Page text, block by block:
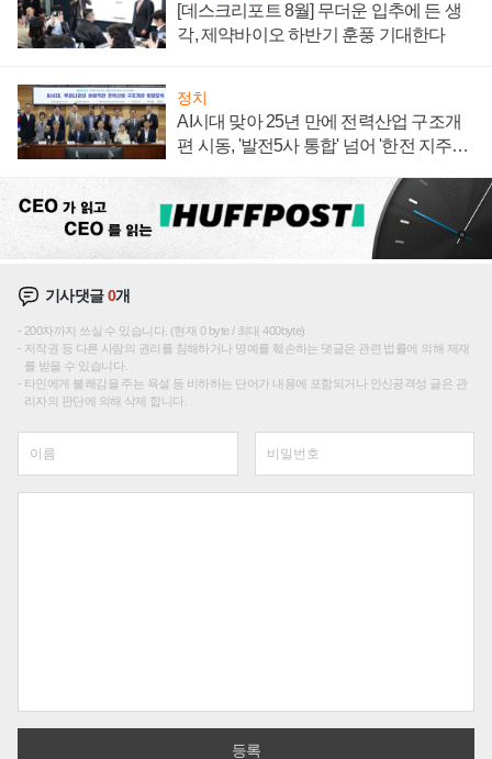
[데스크리포트 8월] 무더운 입추에 든 생
각, 제약바이오 하반기 훈풍 기대한다
정치
AI시대 맞아 25년 만에 전력산업 구조개
편 시동, '발전5사 통합' 넘어 '한전 지주사'
기사댓글0개
200자까지 쓰실 수 있습니다. (현재 0 byte / 최대 400byte)
저작권 등 다른 사람의 권리를 침해하거나 명예를 훼손하는 댓글은 관련 법률에 의해 제재
를 받을 수 있습니다.
타인에게 불쾌감을 주는 욕설 등 비하하는 단어가 내용에 포함되거나 인신공격성 글은 관
리자의 판단에 의해 삭제 합니다.